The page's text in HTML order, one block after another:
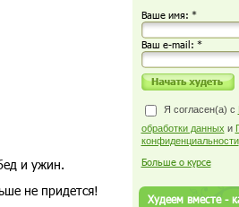
и ужин.
не придется!
Ваше имя: *
Ваш е-mail: *
Я согласен(а) с
обработки данных и
конфиденциальности
Больше о курсе
Худеем вместе -